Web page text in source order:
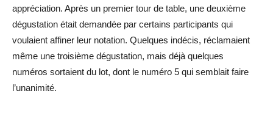
appréciation. Après un premier tour de table, une deuxième
dégustation était demandée par certains participants qui
voulaient affiner leur notation. Quelques indécis, réclamaient
même une troisième dégustation, mais déjà quelques
numéros sortaient du lot, dont le numéro 5 qui semblait faire
l’unanimité.